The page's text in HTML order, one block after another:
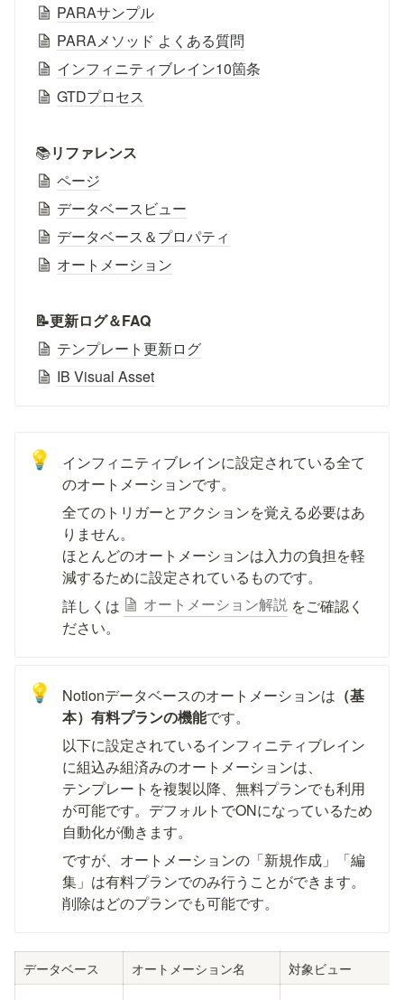
PARAサンプル
PARAメソッド よくある質問
インフィニティブレイン10箇条
GTDプロセス
📚リファレンス
ページ
データベースビュー
データベース＆プロパティ
オートメーション
📝更新ログ＆FAQ
テンプレート更新ログ
IB Visual Asset
💡
インフィニティブレインに設定されている全て
のオートメーションです。
全てのトリガーとアクションを覚える必要はあ
りません。
ほとんどのオートメーションは入力の負担を軽
減するために設定されているものです。
詳しくは
オートメーション解説 をご確認く
ださい。
💡 Notionデータベースのオートメーションは （基
本）有料プランの機能です。
以下に設定されているインフィニティブレイン
に組込み組済みのオートメーションは、
テンプレートを複製以降、無料プランでも利用
が可能です。デフォルトでONになっているため
自動化が働きます。
ですが、オートメーションの「新規作成」「編
集」は有料プランでのみ行うことができます。
削除はどのプランでも可能です。
データベース オートメーション名 対象ビュー